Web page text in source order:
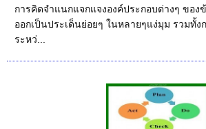
การคิดจำแนกแจกแจงองค์ประกอบต่างๆ ขอ
ออกเป็นประเด็นย่อยๆ ในหลายๆแง่มุม รวมทั้
ระหว่...